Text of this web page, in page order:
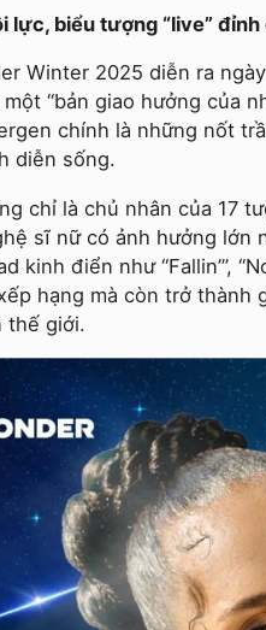
lực, biểu tượng “live”
Winter 2025 diễn ra
“bản giao hưởng của
chính là những nốt
diễn sống.
chỉ là chủ nhân của 17
sĩ nữ có ảnh hưởng lớn
kinh điển như “Fallin’”,
hạng mà còn trở thành
thế giới.